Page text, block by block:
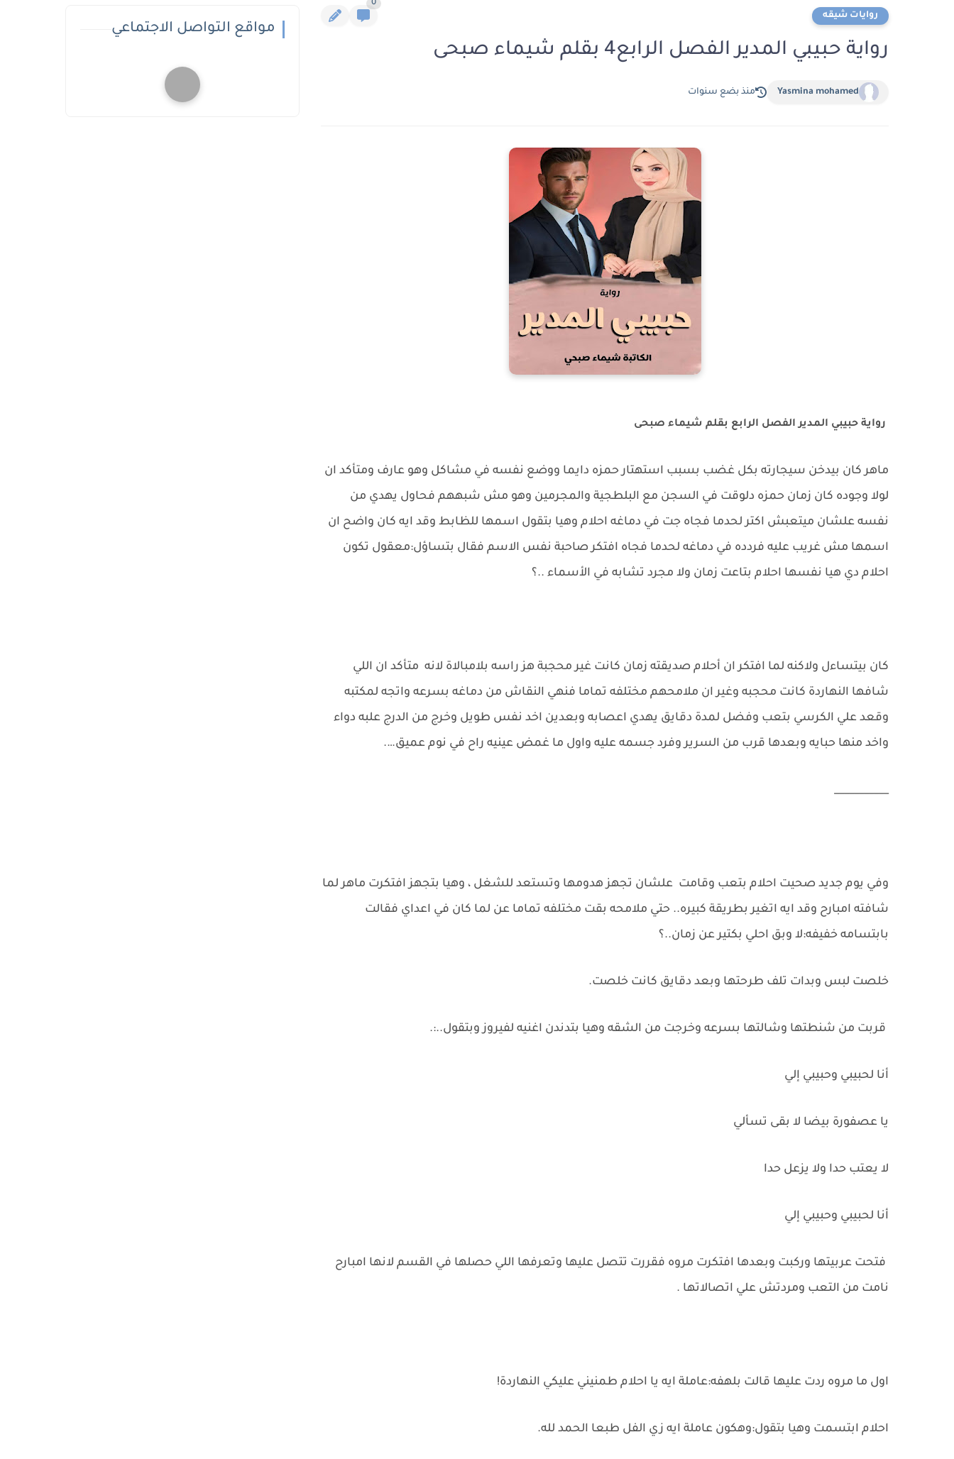
روايات شيقه
0
رواية حبيبي المدير الفصل الرابع4 بقلم شيماء صبحى
Yasmina mohamed منذ بضع سنوات
رواية حبيبي المدير الفصل الرابع بقلم شيماء صبحى
ماهر كان بيدخن سيجارته بكل غضب بسبب استهتار حمزه دايما ووضع نفسه في مشاكل وهو عارف ومتأكد ان
لولا وجوده كان زمان حمزه دلوقت في السجن مع البلطجية والمجرمين وهو مش شبههم فحاول يهدي من
نفسه علشان ميتعبش اكتر لحدما فجاه جت في دماغه احلام وهيا بتقول اسمها للظابط وقد ايه كان واضح ان
اسمها مش غريب عليه فردده في دماغه لحدما فجاه افتكر صاحبة نفس الاسم فقال بتساؤل:معقول تكون
احلام دي هيا نفسها احلام بتاعت زمان ولا مجرد تشابه في الأسماء ..؟
كان بيتساءل ولاكنه لما افتكر ان أحلام صديقته زمان كانت غير محجبة هز راسه بلامبالاة لانه متأكد ان اللي
شافها النهاردة كانت محجبه وغير ان ملامحهم مختلفه تماما فنهي النقاش من دماغه بسرعه واتجه لمكتبه
وقعد علي الكرسي بتعب وفضل لمدة دقايق يهدي اعصابه وبعدين اخد نفس طويل وخرج من الدرج علبه دواء
واخد منها حبايه وبعدها قرب من السرير وفرد جسمه عليه واول ما غمض عينيه راح في نوم عميق….
___________
وفي يوم جديد صحيت احلام بتعب وقامت علشان تجهز هدومها وتستعد للشغل ، وهيا بتجهز افتكرت ماهر لما
شافته امبارح وقد ايه اتغير بطريقة كبيره.. حتي ملامحه بقت مختلفه تماما عن لما كان في اعداي فقالت
بابتسامه خفيفه:لا وبق احلي بكتير عن زمان..؟
خلصت لبس وبدات تلف طرحتها وبعد دقايق كانت خلصت.
قربت من شنطتها وشالتها بسرعه وخرجت من الشقه وهيا بتدندن اغنيه لفيروز وبتقول..:.
أنا لحبيبي وحبيبي إلي
يا عصفورة بيضا لا بقى تسألي
لا يعتب حدا ولا يزعل حدا
أنا لحبيبي وحبيبي إلي
فتحت عربيتها وركبت وبعدها افتكرت مروه فقررت تتصل عليها وتعرفها اللي حصلها في القسم لانها امبارح
نامت من التعب ومردتش علي اتصالاتها .
اول ما مروه ردت عليها قالت بلهفه:عاملة ايه يا احلام طمنيني عليكي النهاردة!
احلام ابتسمت وهيا بتقول:وهكون عاملة ايه زي الفل طبعا الحمد لله.
مواقع التواصل الاجتماعي